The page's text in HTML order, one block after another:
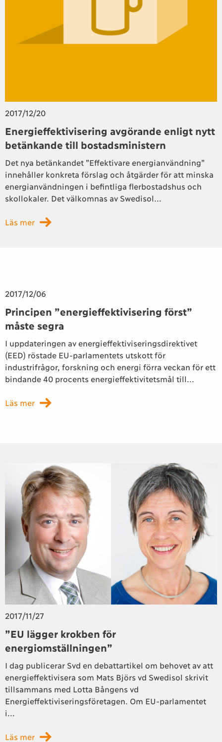
2017/12/20
Energieffektivisering avgörande enligt nytt
betänkande till bostadsministern
Det nya betänkandet ”Effektivare energianvändning”
innehåller konkreta förslag och åtgärder för att minska
energianvändningen i befintliga flerbostadshus och
skollokaler. Det välkomnas av Swedisol...
Läs mer
2017/12/06
Principen ”energieffektivisering först”
måste segra
I uppdateringen av energieffektiviseringsdirektivet
(EED) röstade EU-parlamentets utskott för
industrifrågor, forskning och energi förra veckan för ett
bindande 40 procents energieffektivitetsmål till...
Läs mer
2017/11/27
”EU lägger krokben för
energiomställningen”
I dag publicerar Svd en debattartikel om behovet av att
energieffektivisera som Mats Björs vd Swedisol skrivit
tillsammans med Lotta Bångens vd
Energieffektiviseringsföretagen. Om EU-parlamentet
i...
Läs mer